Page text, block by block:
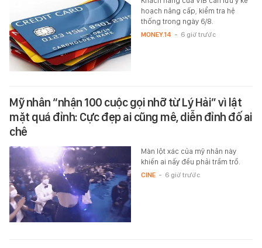
hoạch nâng cấp, kiểm tra hệ
thống trong ngày 6/8.
MONEY.14 - 6 giờ trước
Mỹ nhân “nhận 100 cuộc gọi nhỡ từ Lý Hải” vì lật
mặt quá đỉnh: Cực đẹp ai cũng mê, diễn đỉnh đố ai
chê
Màn lột xác của mỹ nhân này
khiến ai nấy đều phải trầm trồ.
CINE - 6 giờ trước